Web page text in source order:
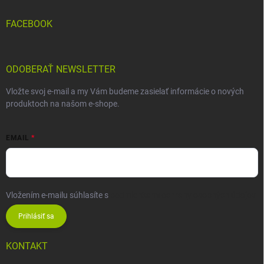
FACEBOOK
ODOBERAŤ NEWSLETTER
Vložte svoj e-mail a my Vám budeme zasielať informácie o nových
produktoch na našom e-shope.
EMAIL
Vložením e-mailu súhlasíte s
Prihlásiť sa
KONTAKT